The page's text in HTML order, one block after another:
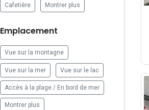
Cafetière Montrer plus
Emplacement
Vue sur la montagne
Vue sur la mer Vue sur le lac
Accès à la plage / En bord de mer
Montrer plus